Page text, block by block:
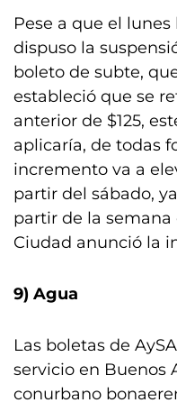
Pese a que el
dispuso la
boleto de subte,
estableció que se
anterior de $125,
aplicaría, de todas
incremento va a
partir del sábado,
partir de la
Ciudad anunció la
9) Agua
Las boletas de
servicio en Buenos
conurbano